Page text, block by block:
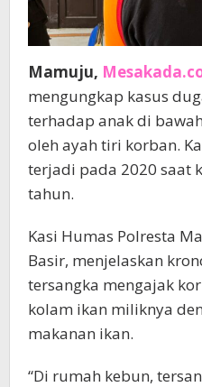
Mamuju,
mengungkap kasus
terhadap anak di
oleh ayah tiri korban.
terjadi pada 2020 saat
tahun.
Kasi Humas Polresta
Basir, menjelaskan
tersangka mengajak
kolam ikan miliknya
makanan ikan.
“Di rumah kebun,